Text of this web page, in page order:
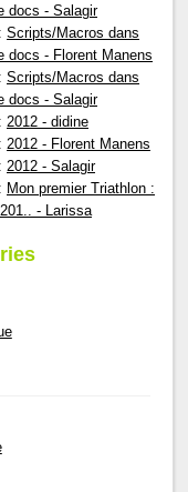
docs - Salagir
Scripts/Macros dans
docs - Florent Manens
Scripts/Macros dans
docs - Salagir
2012 - didine
2012 - Florent Manens
2012 - Salagir
Mon premier Triathlon :
- Larissa